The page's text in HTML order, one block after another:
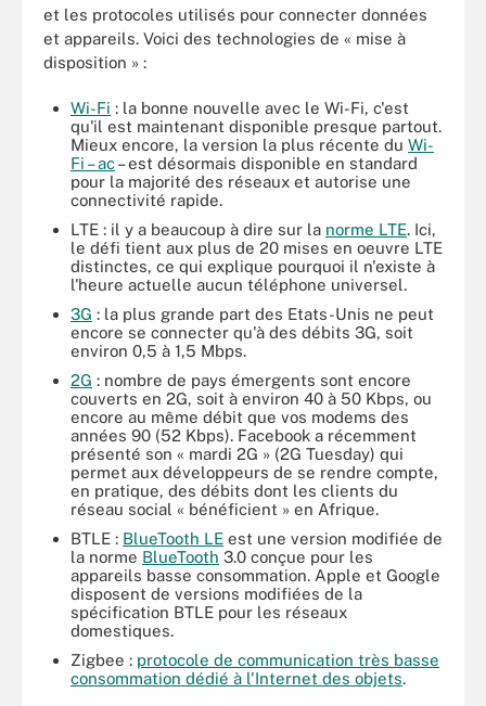
et les protocoles utilisés pour connecter données
et appareils. Voici des technologies de « mise à
disposition » :
Wi-Fi : la bonne nouvelle avec le Wi-Fi, c'est
qu'il est maintenant disponible presque partout.
Mieux encore, la version la plus récente du Wi-
Fi – ac– est désormais disponible en standard
pour la majorité des réseaux et autorise une
connectivité rapide.
LTE : il y a beaucoup à dire sur la norme LTE. Ici,
le défi tient aux plus de 20 mises en oeuvre LTE
distinctes, ce qui explique pourquoi il n'existe à
l'heure actuelle aucun téléphone universel.
3G : la plus grande part des Etats-Unis ne peut
encore se connecter qu'à des débits 3G, soit
environ 0,5 à 1,5 Mbps.
2G : nombre de pays émergents sont encore
couverts en 2G, soit à environ 40 à 50 Kbps, ou
encore au même débit que vos modems des
années 90 (52 Kbps). Facebook a récemment
présenté son « mardi 2G » (2G Tuesday) qui
permet aux développeurs de se rendre compte,
en pratique, des débits dont les clients du
réseau social « bénéficient » en Afrique.
BTLE : BlueTooth LE est une version modifiée de
la norme BlueTooth 3.0 conçue pour les
appareils basse consommation. Apple et Google
disposent de versions modifiées de la
spécification BTLE pour les réseaux
domestiques.
Zigbee : protocole de communication très basse
consommation dédié à l'Internet des objets.